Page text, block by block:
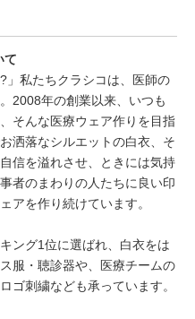
て
」私たちクラシコは、医師の
2008年の創業以来、いつも
そんな医療ウェア作りを目指
洒落なシルエットの白衣、そ
信を溢れさせ、ときには気持
者のまわりの人たちに良い印
アを作り続けています。
ング1位に選ばれ、白衣をは
服・聴診器や、医療チームの
ゴ刺繍なども承っています。